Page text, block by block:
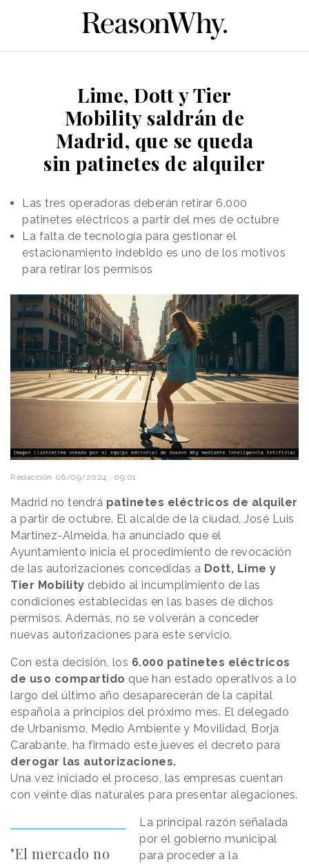
Lime, Dott y Tier
Mobility saldrán de
Madrid, que se queda
sin patinetes de alquiler
Las tres operadoras deberán retirar 6.000
patinetes eléctricos a partir del mes de octubre
La falta de tecnología para gestionar el
estacionamiento indebido es uno de los motivos
para retirar los permisos
Redacción 06/09/2024 · 09:01
Madrid no tendrá patinetes eléctricos de alquiler
a partir de octubre. El alcalde de la ciudad, José Luis
Martínez-Almeida, ha anunciado que el
Ayuntamiento inicia el procedimiento de revocación
de las autorizaciones concedidas a Dott, Lime y
Tier Mobility debido al incumplimiento de las
condiciones establecidas en las bases de dichos
permisos. Además, no se volverán a conceder
nuevas autorizaciones para este servicio.
Con esta decisión, los 6.000 patinetes eléctricos
de uso compartido que han estado operativos a lo
largo del último año desaparecerán de la capital
española a principios del próximo mes. El delegado
de Urbanismo, Medio Ambiente y Movilidad, Borja
Carabante, ha firmado este jueves el decreto para
derogar las autorizaciones.
Una vez iniciado el proceso, las empresas cuentan
con veinte días naturales para presentar alegaciones.
"El mercado no
La principal razón señalada
por el gobierno municipal
para proceder a la